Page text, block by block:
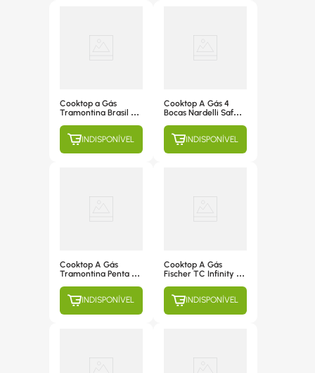
Cooktop a Gás
Tramontina Brasil 4
Superautomático,
Mesa de Vidro
Temperado Preto -
INDISPONÍVEL
Cooktop A Gás 4
Bocas Nardelli Safe,
Com Flange Inox
INDISPONÍVEL
Cooktop A Gás
Tramontina Penta 5
Superautomático,
Mesa De Vidro
Temperado Preto,
INDISPONÍVEL
Cooktop A Gás
Fischer TC Infinity 4
62936
INDISPONÍVEL